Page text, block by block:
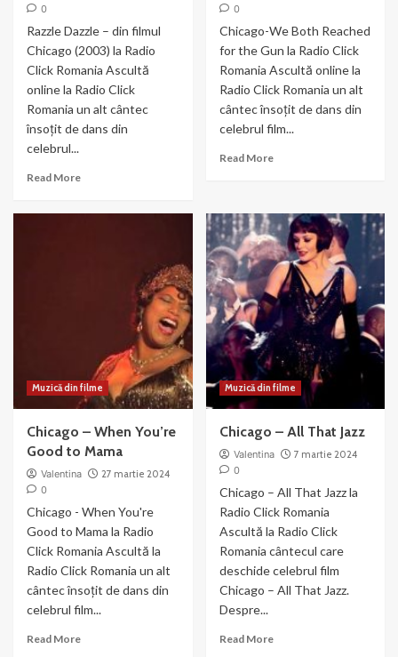
0
Razzle Dazzle – din filmul
Chicago (2003) la Radio
Click Romania Ascultă
online la Radio Click
Romania un alt cântec
însoțit de dans din
celebrul...
Read MoreRead
0
Chicago-We Both Reached
for the Gun la Radio Click
Romania Ascultă online la
Radio Click Romania un alt
cântec însoțit de dans din
celebrul film...
Read MoreRead
We
Both
Reached
for
the
Gun
Muzică din filme
Chicago – When You’re
Good to Mama
Valentina
27 martie 2024
0
Chicago - When You're
Good to Mama la Radio
Click Romania Ascultă la
Radio Click Romania un alt
cântec însoțit de dans din
celebrul film...
Read MoreRead
Muzică din filme
Chicago – All That Jazz
Valentina
7 martie 2024
0
Chicago – All That Jazz la
Radio Click Romania
Ascultă la Radio Click
Romania cântecul care
deschide celebrul film
Chicago – All That Jazz.
Despre...
Read MoreRead